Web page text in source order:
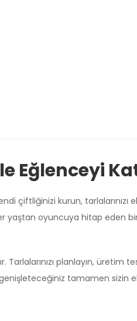
Eğlenceyi
kurun, tarlalarınızı
yaştan oyuncuya hitap eden
planlayın, üretim
tamamen sizin